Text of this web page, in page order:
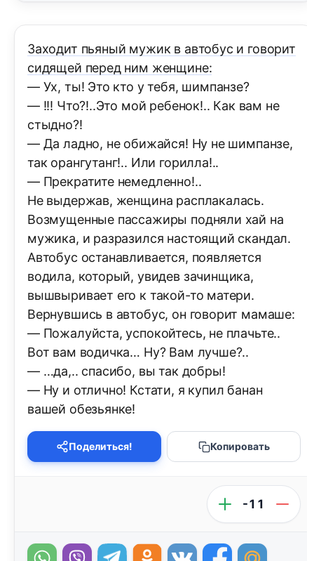
Заходит пьяный мужик в автобус и говорит
сидящей перед ним женщине:
— Ух, ты! Это кто у тебя, шимпанзе?
— !!! Что?!..Это мой ребенок!.. Как вам не
стыдно?!
— Да ладно, не обижайся! Ну не шимпанзе,
так орангутанг!.. Или горилла!..
— Прекратите немедленно!..
Не выдержав, женщина расплакалась.
Возмущенные пассажиры подняли хай на
мужика, и разразился настоящий скандал.
Автобус останавливается, появляется
водила, который, увидев зачинщика,
вышвыривает его к такой-то матери.
Вернувшись в автобус, он говорит мамаше:
— Пожалуйста, успокойтесь, не плачьте..
Вот вам водичка… Ну? Вам лучше?..
— …да,.. спасибо, вы так добры!
— Ну и отлично! Кстати, я купил банан
вашей обезьянке!
Поделиться! Копировать
-11